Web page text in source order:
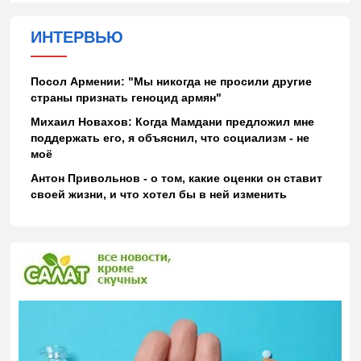
ИНТЕРВЬЮ
Посол Армении: "Мы никогда не просили другие
страны признать геноцид армян"
Михаил Новахов: Когда Мамдани предложил мне
поддержать его, я объяснил, что социализм - не
моё
Антон Привольнов - о том, какие оценки он ставит
своей жизни, и что хотел бы в ней изменить